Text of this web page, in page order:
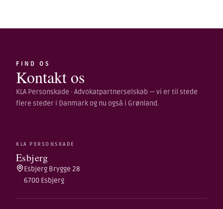
FIND OS
Kontakt os
KLA Personskade · Advokatpartnerselskab — vi er til stede
flere steder i Danmark og nu også i Grønland.
KLA PERSONSKADE
Esbjerg
Esbjerg Brygge 28
6700 Esbjerg